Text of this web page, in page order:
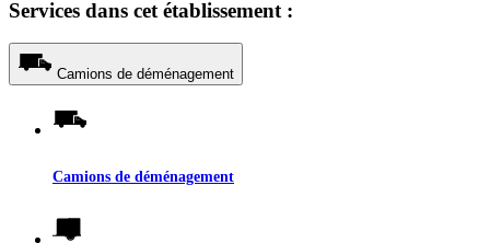
Services dans cet établissement :
Camions de déménagement
Camions de déménagement